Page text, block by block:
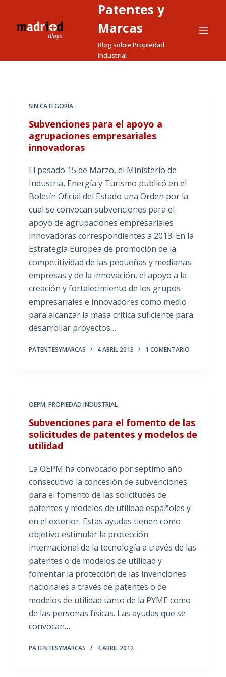
a
Patentes y
Marcas
Blog sobre Propiedad
Industrial
SIN CATEGORÍA
Subvenciones para el apoyo a
agrupaciones empresariales
innovadoras
El pasado 15 de Marzo, el Ministerio de
Industria, Energía y Turismo publicó en el
Boletín Oficial del Estado una Orden por la
cual se convocan subvenciones para el
apoyo de agrupaciones empresariales
innovadoras correspondientes a 2013. En la
Estrategia Europea de promoción de la
competitividad de las pequeñas y medianas
empresas y de la innovación, el apoyo a la
creación y fortalecimiento de los grupos
empresariales e innovadores como medio
para alcanzar la masa crítica suficiente para
desarrollar proyectos…
PATENTESYMARCAS 4 ABRIL 2013 1 COMENTARIO
OEPM,PROPIEDAD INDUSTRIAL
Subvenciones para el fomento de las
solicitudes de patentes y modelos de
utilidad
La OEPM ha convocado por séptimo año
consecutivo la concesión de subvenciones
para el fomento de las solicitudes de
patentes y modelos de utilidad españoles y
en el exterior. Estas ayudas tienen como
objetivo estimular la protección
internacional de la tecnología a través de las
patentes o de modelos de utilidad y
fomentar la protección de las invenciones
nacionales a través de patentes o de
modelos de utilidad tanto de la PYME como
de las personas físicas. Las ayudas que se
convocan…
PATENTESYMARCAS 4 ABRIL 2012